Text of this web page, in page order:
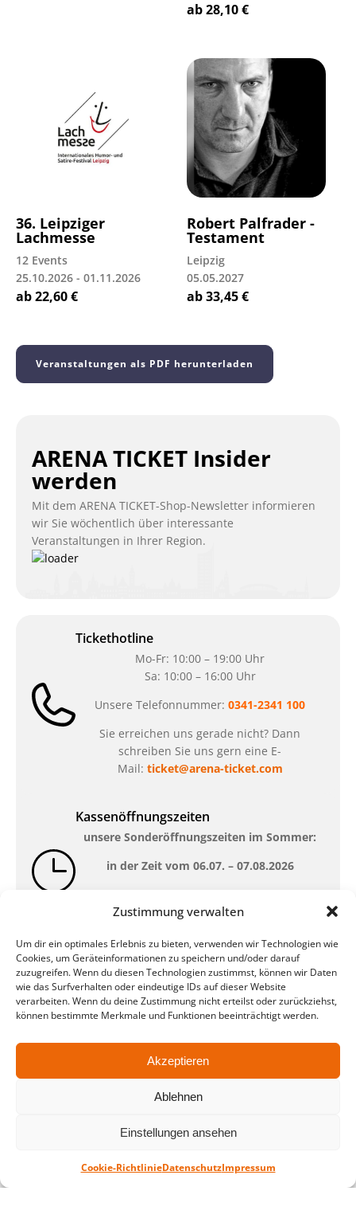
Zustimmung verwalten
Um dir ein optimales Erlebnis zu bieten, verwenden wir Technologien wie
Cookies, um Geräteinformationen zu speichern und/oder darauf
zuzugreifen. Wenn du diesen Technologien zustimmst, können wir Daten
wie das Surfverhalten oder eindeutige IDs auf dieser Website
verarbeiten. Wenn du deine Zustimmung nicht erteilst oder zurückziehst,
können bestimmte Merkmale und Funktionen beeinträchtigt werden.
Akzeptieren
Ablehnen
Einstellungen ansehen
Cookie-RichtlinieDatenschutzImpressum
ab28,10€
36. Leipziger
Lachmesse
12 Events
25.10.2026 - 01.11.2026
ab22,60€
Robert Palfrader -
Testament
Leipzig
05.05.2027
ab33,45€
Veranstaltungen als PDF herunterladen
ARENA TICKET Insider
werden
Mit dem ARENA TICKET-Shop-Newsletter informieren
wir Sie wöchentlich über interessante
Veranstaltungen in Ihrer Region.
Tickethotline
Mo-Fr: 10:00 – 19:00 Uhr
Sa: 10:00 – 16:00 Uhr
Unsere Telefonnummer: 0341-2341 100
Sie erreichen uns gerade nicht? Dann
schreiben Sie uns gern eine E-
Mail: ticket@arena-ticket.com
Kassenöffnungszeiten
unsere Sonderöffnungszeiten im Sommer:
in der Zeit vom 06.07. – 07.08.2026
geschlossen
Standort
QUARTERBACK Immobilien ARENA
Am Sportforum 2, 04105 Leipzig
Nahverkehr: Straßenbahn Linien 3, 4, 7, 8, 15
Parken ist während des Ticketkaufs möglich.
Zahl- und Versandarten